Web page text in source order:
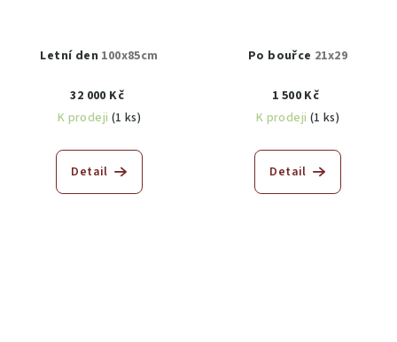
Letní den 100x85cm
32 000 Kč
K prodeji (1 ks)
Detail
Po bouřce 21x29
1 500 Kč
K prodeji (1 ks)
Detail